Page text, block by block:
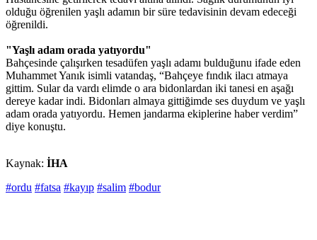
olduğu öğrenilen yaşlı adamın bir süre tedavisinin devam edeceği
öğrenildi.
"Yaşlı adam orada yatıyordu"
Bahçesinde çalışırken tesadüfen yaşlı adamı bulduğunu ifade eden
Muhammet Yanık isimli vatandaş, “Bahçeye fındık ilacı atmaya
gittim. Sular da vardı elimde o ara bidonlardan iki tanesi en aşağı
dereye kadar indi. Bidonları almaya gittiğimde ses duydum ve yaşlı
adam orada yatıyordu. Hemen jandarma ekiplerine haber verdim”
diye konuştu.
Kaynak: İHA
#ordu #fatsa #kayıp #salim #bodur